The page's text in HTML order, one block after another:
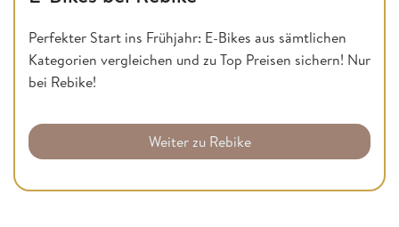
Perfekter Start ins Frühjahr: E-Bikes aus sämtlichen
Kategorien vergleichen und zu Top Preisen sichern! Nur
bei Rebike!
Weiter zu Rebike